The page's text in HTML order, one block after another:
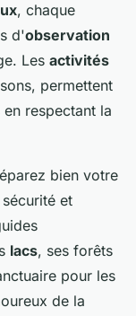
, chaque
d'observation
Les activités
permettent
respectant la
bien votre
et
lacs, ses forêts
pour les
de la